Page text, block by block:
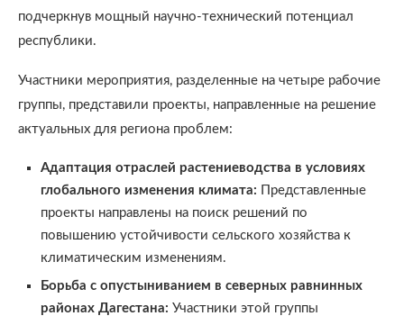
подчеркнув мощный научно-технический потенциал
республики.
Участники мероприятия, разделенные на четыре рабочие
группы, представили проекты, направленные на решение
актуальных для региона проблем:
Адаптация отраслей растениеводства в условиях
глобального изменения климата: Представленные
проекты направлены на поиск решений по
повышению устойчивости сельского хозяйства к
климатическим изменениям.
Борьба с опустыниванием в северных равнинных
районах Дагестана: Участники этой группы